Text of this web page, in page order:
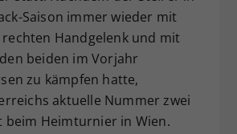
Saison immer wieder mit
Handgelenk und mit
beiden im Vorjahr
zu kämpfen hatte,
aktuelle Nummer zwei
beim Heimturnier in Wien.
Wert speichert Ihre Consent-
Unter anderem eine
generierte ID, für die
Speicherung Ihrer
Einstellungen, falls der
Betreiber dies eingestellt